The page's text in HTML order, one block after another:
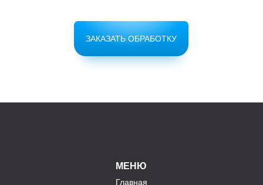
ЗАКАЗАТЬ ОБРАБОТКУ
МЕНЮ
Главная